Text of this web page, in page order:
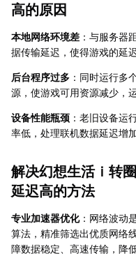
高的原因
本地网络环境差 ：与服务器
据传输延迟，使得游戏的延迟
后台程序过多 ：同时运行多
源，使游戏可用资源减少，
设备性能瓶颈 ：老旧设备运
率低，处理联机数据延迟增
解决幻想生活ｉ转
延迟高的方法
专业加速器优化：网络波动
算法，精准筛选出优质网络
障数据稳定、高速传输，降